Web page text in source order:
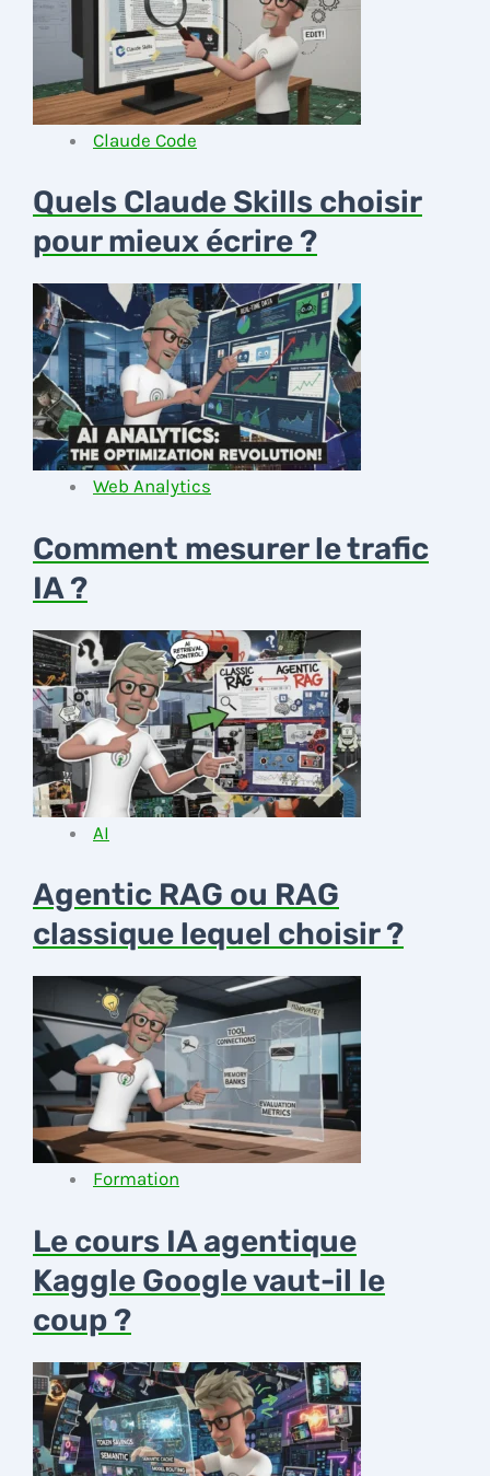
Claude Code
Quels Claude Skills choisir
pour mieux écrire ?
Web Analytics
Comment mesurer le trafic
IA ?
AI
Agentic RAG ou RAG
classique lequel choisir ?
Formation
Le cours IA agentique
Kaggle Google vaut-il le
coup ?